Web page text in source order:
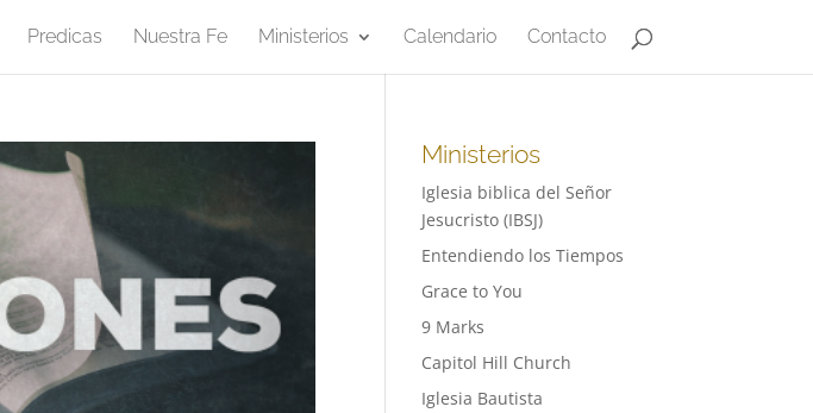
Predicas Nuestra Fe Ministerios Calendario Contacto
Ministerios
Iglesia biblica del Señor
Jesucristo (IBSJ)
Entendiendo los Tiempos
Grace to You
9 Marks
Capitol Hill Church
Iglesia Bautista